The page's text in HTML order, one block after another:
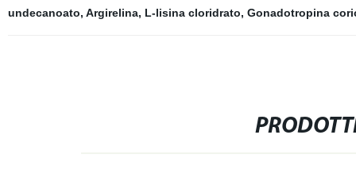
undecanoato, Argirelina, L-lisina cloridrato, Gonadotropina